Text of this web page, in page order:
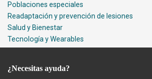
Poblaciones especiales
Readaptación y prevención de lesiones
Salud y Bienestar
Tecnología y Wearables
¿Necesitas ayuda?